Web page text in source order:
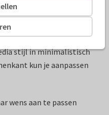
stijl in minimalistisch
kun je aanpassen
wens aan te passen